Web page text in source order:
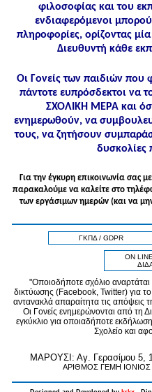
φιλοσοφίας και του
ενδιαφερόμενοι
πληροφορίες, ορίζοντας
Διευθυντή κάθε
Οι Γονείς των παιδιών που
πάντοτε ευπρόσδεκτοι να
ΣΧΟΛΙΚΗ ΜΕΡΑ και
ενημερωθούν, να
τους, να ζητήσουν
δυσκολίες
Για την έγκυρη επικοινωνία σας
παρακαλούμε να καλείτε στo
των εργάσιμων ημερών (και να
ΓΚΠΔ / GDPR
ON
"Οποιοδήποτε σχόλιο αναρτάται
δικτύωσης (Facebook, Twitter) για το
αντανακλά απαραίτητα τις απόψεις
Οι Γονείς ενημερώνονται από τη
εγκύκλιο για οποιαδήποτε
Σχολείο και
MAPOYΣΙ: Αγ. Γερασίμου 5,
ΑΡΙΘΜΟΣ ΓΕΜΗ ΙΟΝΙΟΣ